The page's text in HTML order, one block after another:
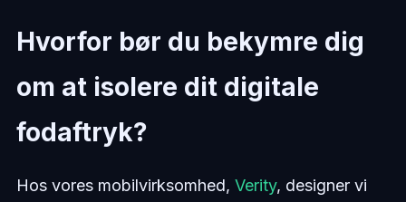
Hvorfor bør du bekymre dig
om at isolere dit digitale
fodaftryk?
Hos vores mobilvirksomhed, Verity, designer vi